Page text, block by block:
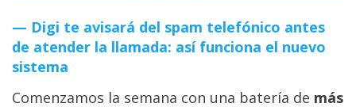
Sistemas
operativos
Profesional
Digi te avisará del spam telefónico antes
de atender la llamada: así funciona el nuevo
sistema
Comenzamos la semana con una batería de más